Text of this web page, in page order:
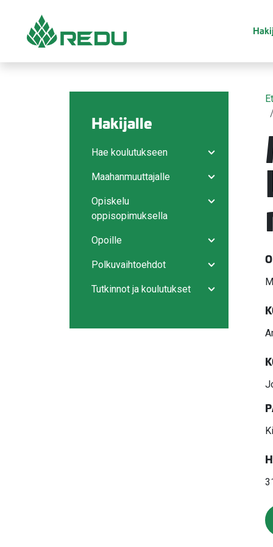
Hakijalle
Avaa/sulje
Hae koulutukseen
Avaa/sulje
Maahanmuuttajalle
Avaa/sulje
Opiskelu
oppisopimuksella
Opoille
Polkuvaihtoehdot
Tutkinnot ja koulutukset